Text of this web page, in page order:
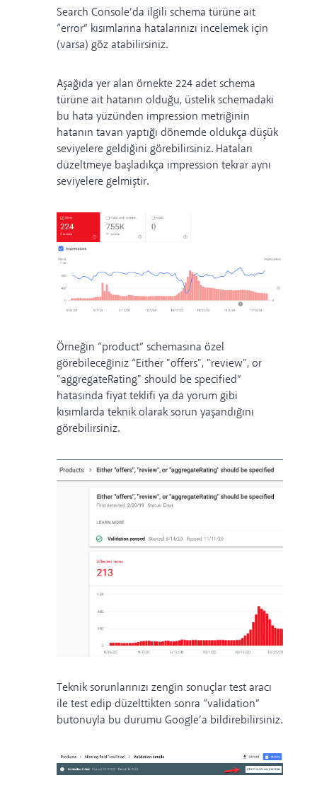
Search Console’da ilgili schema türüne ait
“error” kısımlarına hatalarınızı incelemek için
(varsa) göz atabilirsiniz.
Aşağıda yer alan örnekte 224 adet schema
türüne ait hatanın olduğu, üstelik schemadaki
bu hata yüzünden impression metriğinin
hatanın tavan yaptığı dönemde oldukça düşük
seviyelere geldiğini görebilirsiniz. Hataları
düzeltmeye başladıkça impression tekrar aynı
seviyelere gelmiştir.
Örneğin “product” schemasına özel
görebileceğiniz “Either "offers", "review", or
"aggregateRating" should be specified”
hatasında fiyat teklifi ya da yorum gibi
kısımlarda teknik olarak sorun yaşandığını
görebilirsiniz.
Teknik sorunlarınızı zengin sonuçlar test aracı
ile test edip düzelttikten sonra “validation”
butonuyla bu durumu Google’a bildirebilirsiniz.